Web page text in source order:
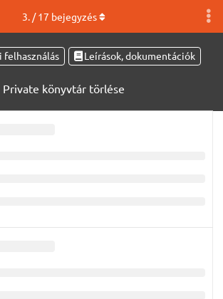
felhasználás Leírások, dokumentációk
Private könyvtár törlése
3. /17 bejegyzés